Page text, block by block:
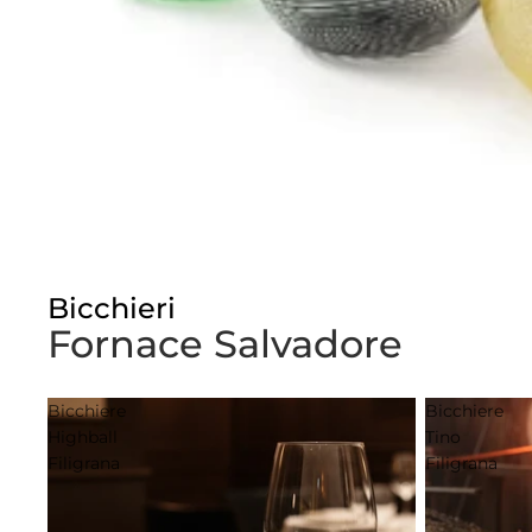
Bicchieri
Fornace Salvadore
Bicchiere
Highball
Filigrana
Bicchiere
Tino
Filigrana